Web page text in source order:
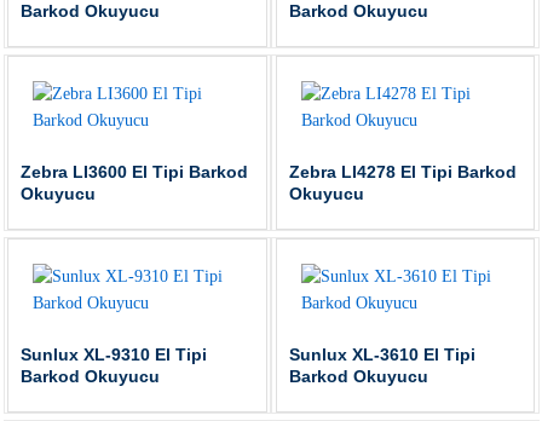
Barkod Okuyucu
Barkod Okuyucu
Zebra LI3600 El Tipi Barkod
Okuyucu
Zebra LI4278 El Tipi Barkod
Okuyucu
Sunlux XL-9310 El Tipi
Barkod Okuyucu
Sunlux XL-3610 El Tipi
Barkod Okuyucu